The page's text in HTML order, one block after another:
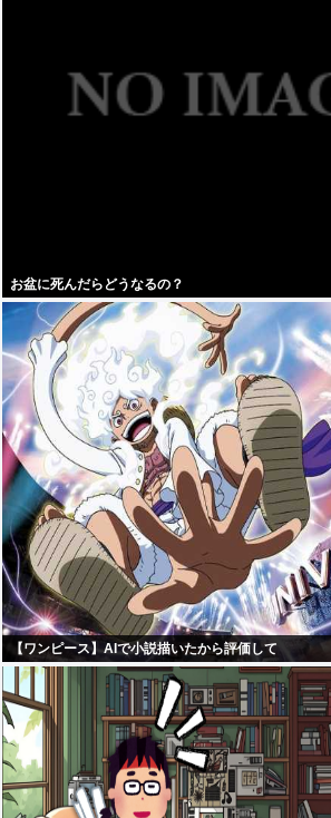
お盆に死んだらどうなるの？
【ワンピース】AIで小説描いたから評価して